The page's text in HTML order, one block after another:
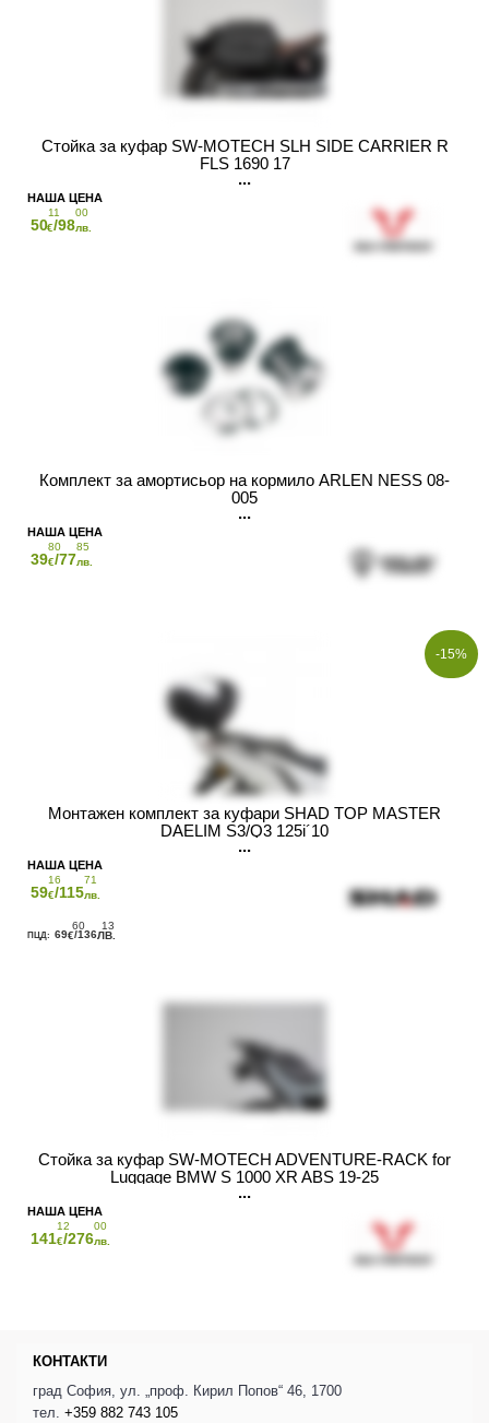
Стойка за куфар SW-MOTECH SLH SIDE CARRIER R
FLS 1690 17
50
11
€/98
00
лв.
Комплект за амортисьор на кормило ARLEN NESS 08-
005
39
80
€/77
85
лв.
-15%
Монтажен комплект за куфари SHAD TOP MASTER
DAELIM S3/Q3 125i´10
59
16
€/115
71
лв.
69
60
€/136
13
ЛВ.
Стойка за куфар SW-MOTECH ADVENTURE-RACK for
Luggage BMW S 1000 XR ABS 19-25
141
12
€/276
00
лв.
КОНТАКТИ
град София, ул. „проф. Кирил Попов“ 46, 1700
тел. +359 882 743 105